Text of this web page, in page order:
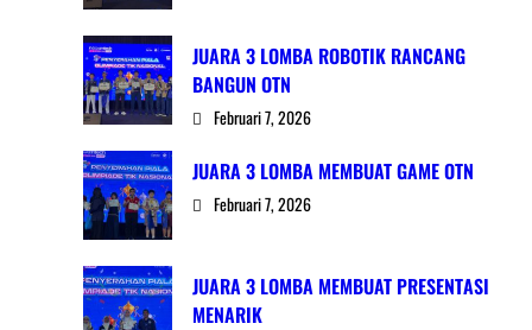
JUARA 3 LOMBA ROBOTIK RANCANG
BANGUN OTN
Februari 7, 2026
JUARA 3 LOMBA MEMBUAT GAME OTN
Februari 7, 2026
JUARA 3 LOMBA MEMBUAT PRESENTASI
MENARIK